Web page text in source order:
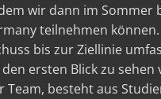
wir dann im Sommer
teilnehmen
bis zur Ziellinie
ersten Blick zu sehen
Team, besteht aus